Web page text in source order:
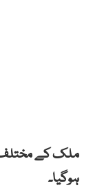
ملک کے مختلف
ہوگیا۔